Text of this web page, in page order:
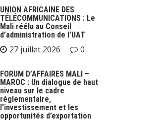
UNION AFRICAINE DES
TÉLÉCOMMUNICATIONS : Le
Mali réélu au Conseil
d’administration de l’UAT
27 juillet 2026 0
FORUM D’AFFAIRES MALI –
MAROC : Un dialogue de haut
niveau sur le cadre
réglementaire,
l’investissement et les
opportunités d’exportation